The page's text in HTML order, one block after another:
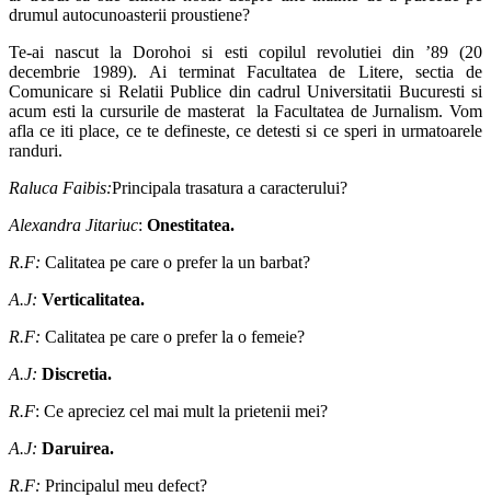
drumul autocunoasterii proustiene?
Te-ai nascut la Dorohoi si esti copilul revolutiei din ’89 (20
decembrie 1989). Ai terminat Facultatea de Litere, sectia de
Comunicare si Relatii Publice din cadrul Universitatii Bucuresti si
acum esti la cursurile de masterat la Facultatea de Jurnalism. Vom
afla ce iti place, ce te defineste, ce detesti si ce speri in urmatoarele
randuri.
Raluca Faibis:Principala trasatura a caracterului?
Alexandra Jitariuc: Onestitatea.
R.F: Calitatea pe care o prefer la un barbat?
A.J: Verticalitatea.
R.F: Calitatea pe care o prefer la o femeie?
A.J: Discretia.
R.F: Ce apreciez cel mai mult la prietenii mei?
A.J: Daruirea.
R.F: Principalul meu defect?